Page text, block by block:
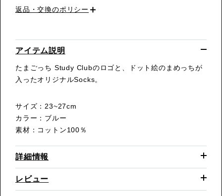
返品・交換のポリシー
アイテム説明
たまごっち Study Clubのロゴと、ドット絵のまめっちが
入ったオリジナルSocks。
サイズ：23~27cm
カラー：ブルー
素材：コットン100％
詳細情報
レビュー